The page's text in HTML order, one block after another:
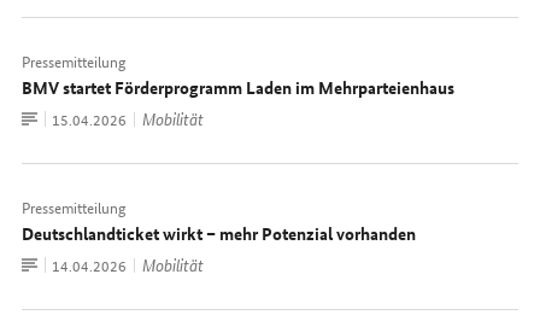
Pressemitteilung
BMV startet Förderprogramm Laden im Mehrparteienhaus
Zum
Dokument
Datum:
15.04.2026 Mobilität
Pressemitteilung
Deutschlandticket wirkt – mehr Potenzial vorhanden
Zum
Dokument
Datum:
14.04.2026 Mobilität